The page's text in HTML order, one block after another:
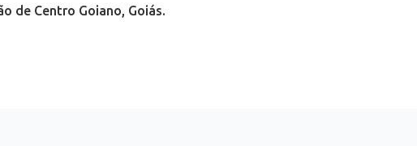
de Centro Goiano, Goiás.